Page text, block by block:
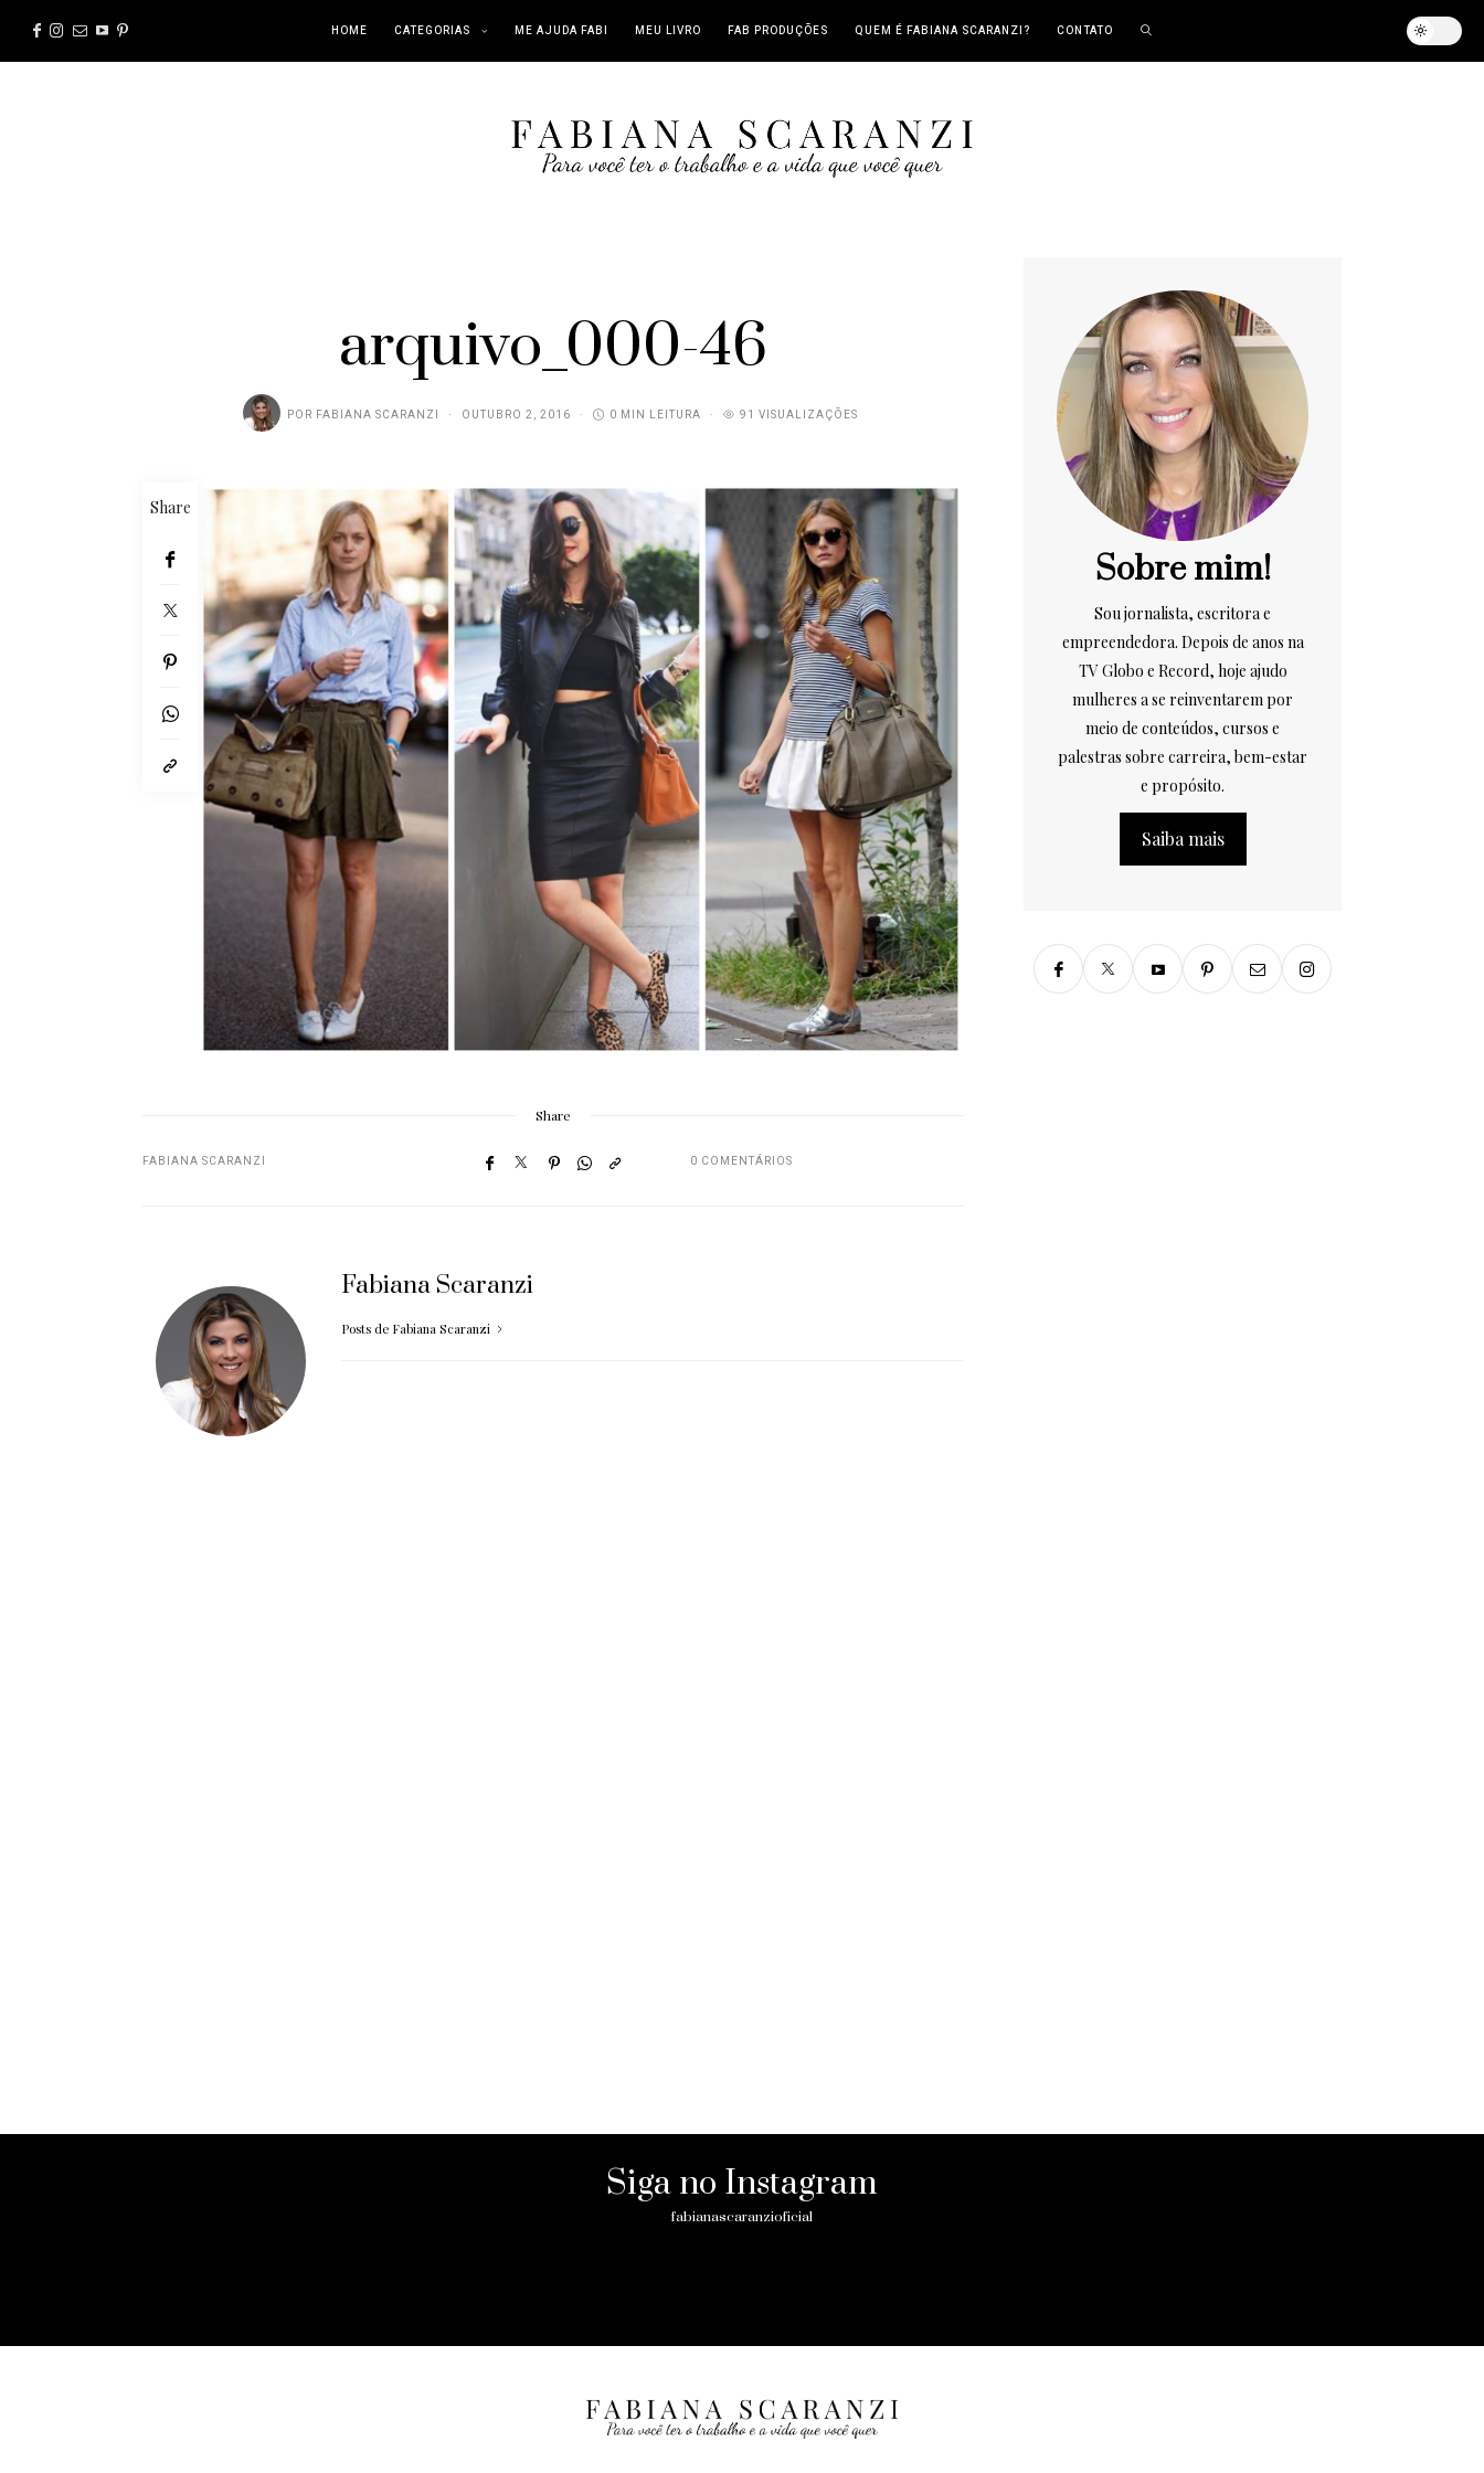
HOME CATEGORIAS ME AJUDA FABI MEU LIVRO FAB PRODUÇÕES QUEM É FABIANA SCARANZI? CONTATO
arquivo_000-46
POR FABIANA SCARANZI OUTUBRO 2, 2016 0 MIN LEITURA 91 VISUALIZAÇÕES
Share
Share
FABIANA SCARANZI 0 COMENTÁRIOS
Fabiana Scaranzi
Posts de Fabiana Scaranzi
Sobre mim!
Sou jornalista, escritora e
empreendedora. Depois de anos na
TV Globo e Record, hoje ajudo
mulheres a se reinventarem por
meio de conteúdos, cursos e
palestras sobre carreira, bem-estar
e propósito.
Saiba mais
Siga no Instagram
fabianascaranzioficial